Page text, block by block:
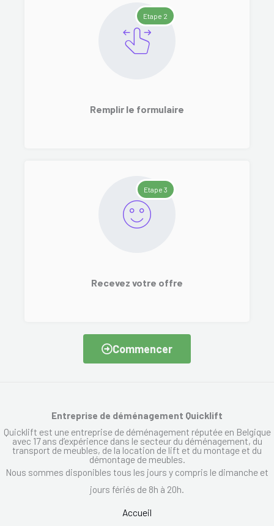
Etape 2
Remplir le formulaire
Etape 3
Recevez votre offre
Commencer
Entreprise de déménagement Quicklift
Quicklift est une entreprise de déménagement réputée en Belgique
avec 17 ans d’expérience dans le secteur du déménagement, du
transport de meubles, de la location de lift et du montage et du
démontage de meubles.
Nous sommes disponibles tous les jours y compris le dimanche et
jours fériés de 8h à 20h.
Accueil